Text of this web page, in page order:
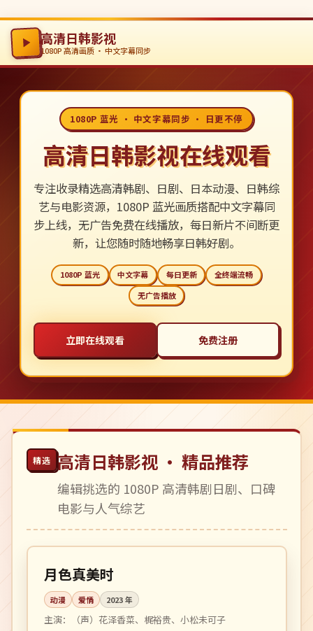
高清日韩影视
1080P 高清画质 · 中文字幕同步
1080P 蓝光 · 中文字幕同步 · 日更不停
高清日韩影视在线观看
专注收录精选高清韩剧、日剧、日本动漫、日韩综
艺与电影资源，1080P 蓝光画质搭配中文字幕同
步上线，无广告免费在线播放，每日新片不间断更
新，让您随时随地畅享日韩好剧。
1080P 蓝光 中文字幕 每日更新
全终端流畅
无广告播放
立即在线观看 免费注册
精选 高清日韩影视 · 精品推荐
编辑挑选的 1080P 高清韩剧日剧、口碑
电影与人气综艺
日本
高分
月色真美时
动漫 爱情 2023年
主演： （声）花泽香菜、梶裕贵、小松未可子